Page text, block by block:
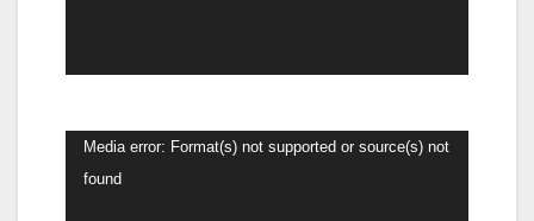
Video
Player
Media error: Format(s) not supported or source(s) not
found